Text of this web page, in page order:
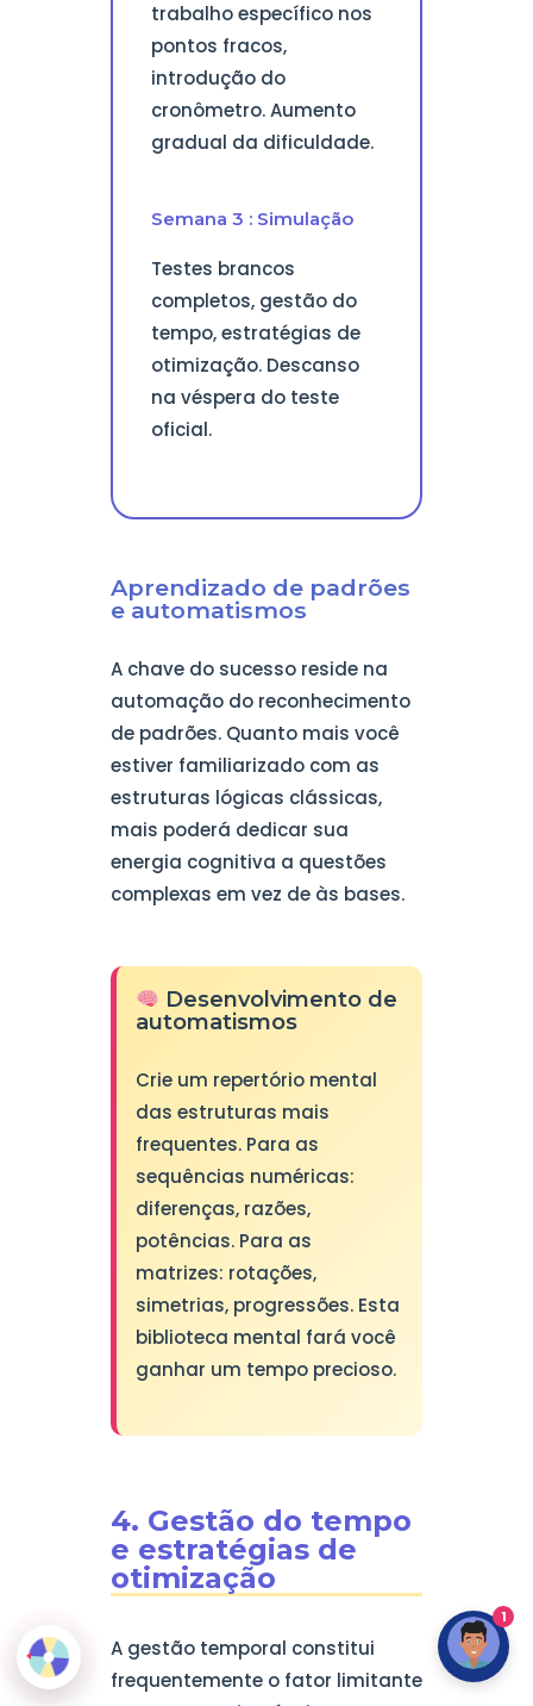
trabalho específico nos
pontos fracos,
introdução do
cronômetro. Aumento
gradual da dificuldade.
Semana 3 : Simulação
Testes brancos
completos, gestão do
tempo, estratégias de
otimização. Descanso
na véspera do teste
oficial.
Aprendizado de padrões
e automatismos
A chave do sucesso reside na
automação do reconhecimento
de padrões. Quanto mais você
estiver familiarizado com as
estruturas lógicas clássicas,
mais poderá dedicar sua
energia cognitiva a questões
complexas em vez de às bases.
Desenvolvimento de
automatismos
Crie um repertório mental
das estruturas mais
frequentes. Para as
sequências numéricas:
diferenças, razões,
potências. Para as
matrizes: rotações,
simetrias, progressões. Esta
biblioteca mental fará você
ganhar um tempo precioso.
4. Gestão do tempo
e estratégias de
otimização
A gestão temporal constitui
frequentemente o fator limitante
1